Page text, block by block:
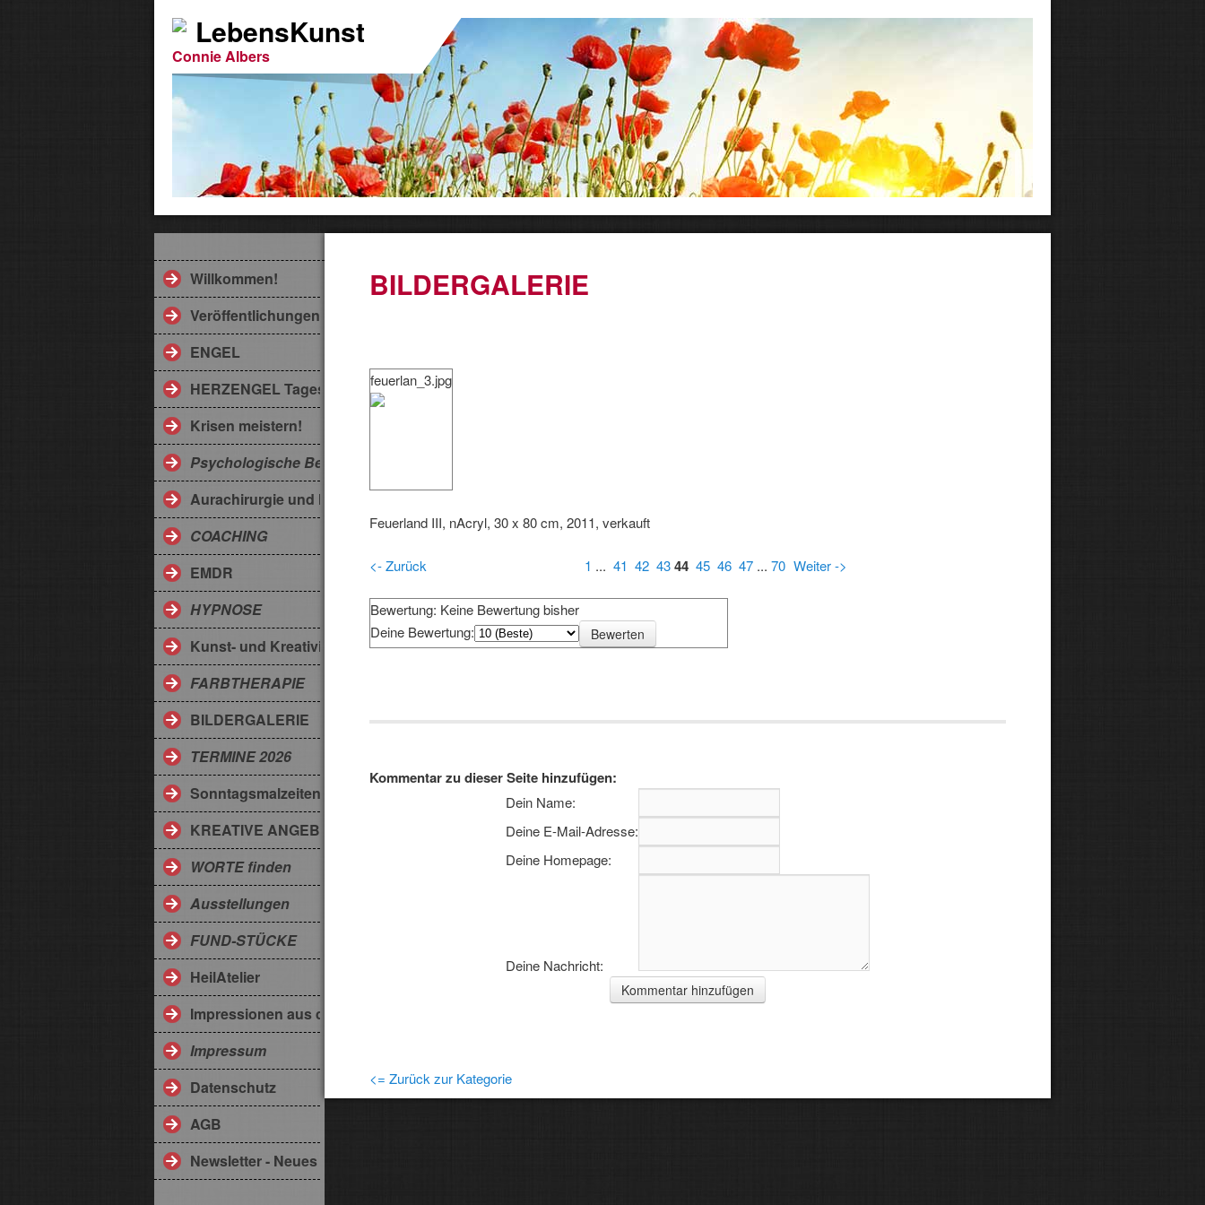
LebensKunst
Connie Albers
Willkommen!
Veröffentlichungen
ENGEL
HERZENGEL Tageskarte
Krisen meistern!
Psychologische Beratung
Aurachirurgie und Medicodes
COACHING
EMDR
HYPNOSE
Kunst- und Kreativitätstherapie
FARBTHERAPIE
BILDERGALERIE
TERMINE 2026
Sonntagsmalzeiten
KREATIVE ANGEBOTE
WORTE finden
Ausstellungen
FUND-STÜCKE
HeilAtelier
Impressionen aus dem Sommergarten
Impressum
Datenschutz
AGB
Newsletter - Neues aus der Engelwerkstatt
BILDERGALERIE
feuerlan_3.jpg
Feuerland III, nAcryl, 30 x 80 cm, 2011, verkauft
<- Zurück 1 ... 41 42 4344 45 46 47 ... 70 Weiter ->
Bewertung: Keine Bewertung bisher
Deine Bewertung:
Kommentar zu dieser Seite hinzufügen:
Dein Name:
Deine E-Mail-Adresse:
Deine Homepage:
Deine Nachricht:
<= Zurück zur Kategorie